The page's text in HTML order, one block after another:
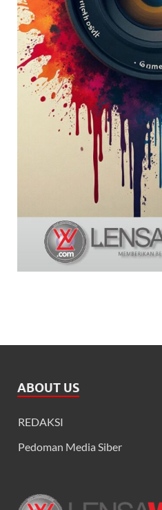
ABOUT US
REDAKSI
Pedoman Media Siber